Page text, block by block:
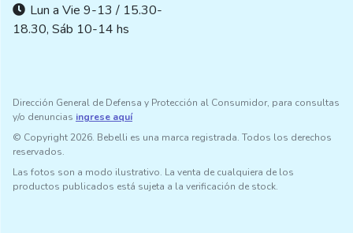
Lun a Vie 9-13 / 15.30-
18.30, Sáb 10-14 hs
Dirección General de Defensa y Protección al Consumidor, para consultas
y/o denuncias ingrese aquí
© Copyright 2026. Bebelli es una marca registrada. Todos los derechos
reservados.
Las fotos son a modo ilustrativo. La venta de cualquiera de los
productos publicados está sujeta a la verificación de stock.